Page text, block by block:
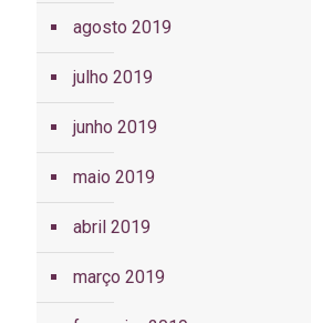
agosto 2019
julho 2019
junho 2019
maio 2019
abril 2019
março 2019